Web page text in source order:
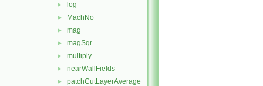
► log
► MachNo
► mag
► magSqr
► multiply
► nearWallFields
► patchCutLayerAverage